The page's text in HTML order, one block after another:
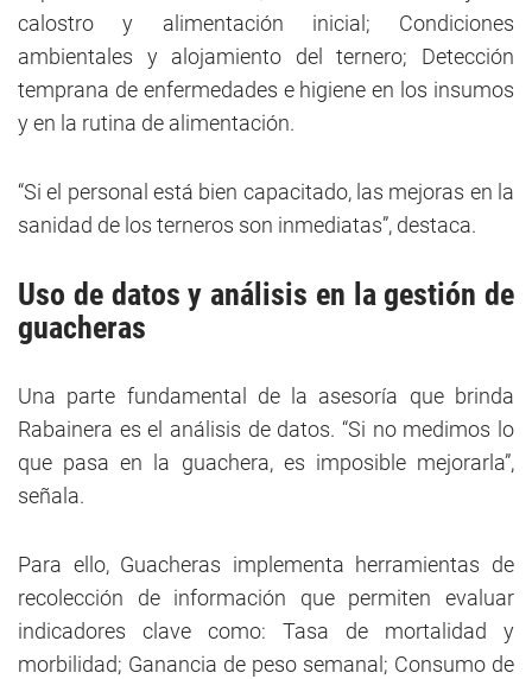
calostro y alimentación inicial; Condiciones
ambientales y alojamiento del ternero; Detección
temprana de enfermedades e higiene en los insumos
y en la rutina de alimentación.
“Si el personal está bien capacitado, las mejoras en la
sanidad de los terneros son inmediatas”, destaca.
Uso de datos y análisis en la gestión de
guacheras
Una parte fundamental de la asesoría que brinda
Rabainera es el análisis de datos. “Si no medimos lo
que pasa en la guachera, es imposible mejorarla”,
señala.
Para ello, Guacheras implementa herramientas de
recolección de información que permiten evaluar
indicadores clave como: Tasa de mortalidad y
morbilidad; Ganancia de peso semanal; Consumo de